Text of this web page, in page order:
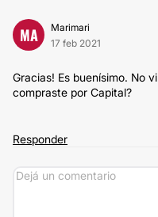
MA
Marimari
17 feb 2021
Gracias! Es buenísimo. No
compraste por Capital?
Responder